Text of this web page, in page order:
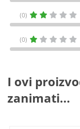
(0)
(0)
I ovi
zanimati...